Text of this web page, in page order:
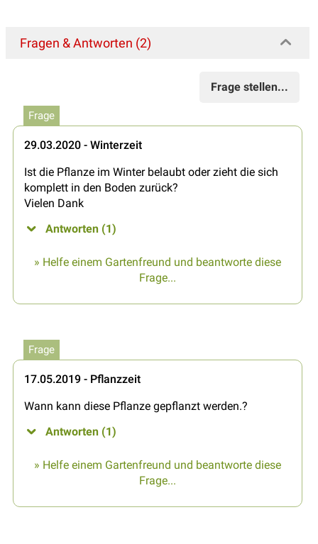
Fragen & Antworten (2)
Frage stellen...
Frage
29.03.2020 - Winterzeit
Ist die Pflanze im Winter belaubt oder zieht die sich
komplett in den Boden zurück?
Vielen Dank
Antworten (1)
» Helfe einem Gartenfreund und beantworte diese
Frage...
Frage
17.05.2019 - Pflanzzeit
Wann kann diese Pflanze gepflanzt werden.?
Antworten (1)
» Helfe einem Gartenfreund und beantworte diese
Frage...